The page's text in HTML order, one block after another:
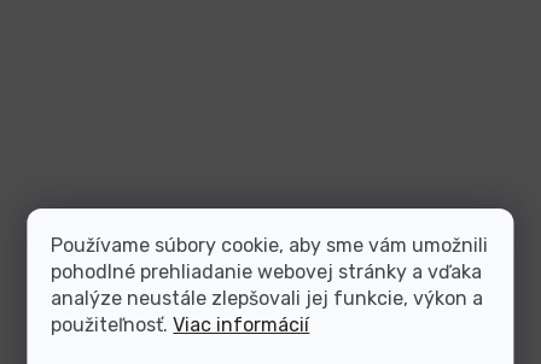
Používame súbory cookie, aby sme vám umožnili
pohodlné prehliadanie webovej stránky a vďaka
analýze neustále zlepšovali jej funkcie, výkon a
použiteľnosť.Viac informácií